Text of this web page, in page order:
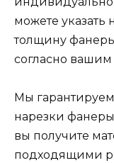
можете
толщину
согласно
Мы
нарезки фанеры
вы получите
подходящими